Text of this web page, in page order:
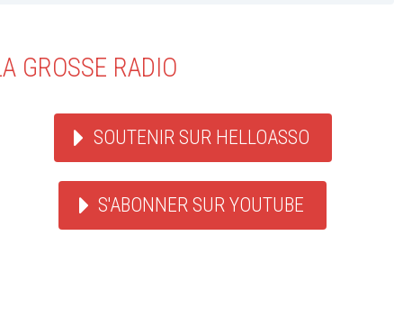
GROSSE RADIO
SOUTENIR SUR HELLOASSO
S'ABONNER SUR YOUTUBE